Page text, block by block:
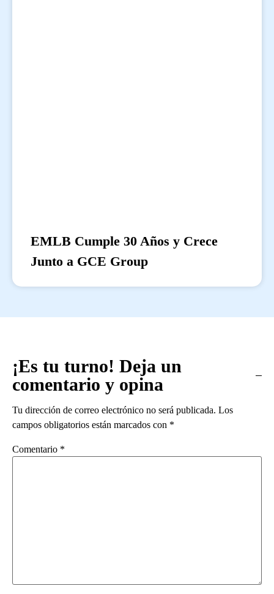
EMLB Cumple 30 Años y Crece
Junto a GCE Group
¡Es tu turno! Deja un
comentario y opina
Tu dirección de correo electrónico no será publicada. Los
campos obligatorios están marcados con *
Comentario *